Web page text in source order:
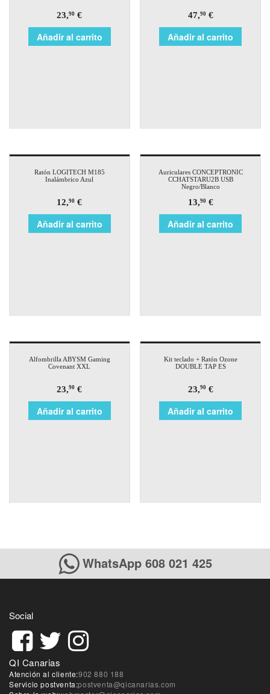
23,90 €
Añadir al carrito
47,90€
Añadir al carrito
Ratón LOGITECH M185
Inalámbrico Azul
12,90 €
Añadir al carrito
Auriculares CONCEPTRONIC
CCHATSTARU2B USB
Negro/Blanco
13,90€
Añadir al carrito
Alfombrilla ABYSM Gaming
Covenant XXL
23,90 €
Añadir al carrito
Kit teclado + Ratón Ozone
DOUBLE TAP ES
23,90€
Añadir al carrito
WhatsApp 608 021 425
Social
QI Canarias
Atención al cliente:902 880 188
Servicio postventa:postventa@qicanarias.com